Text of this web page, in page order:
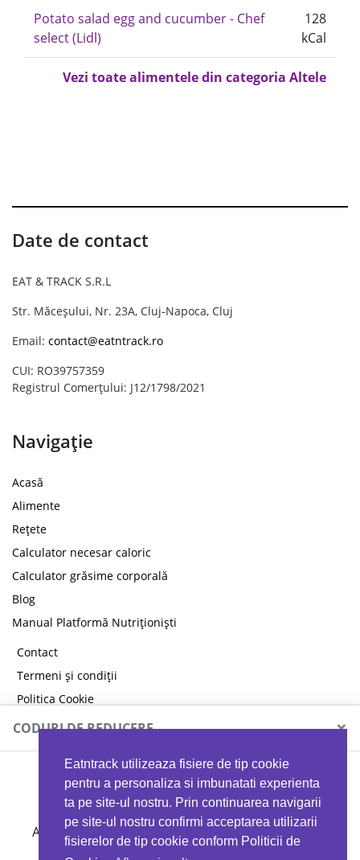
Eatntrack utilizeaza fisiere de tip cookie
pentru a personaliza si imbunatati experienta
ta pe site-ul nostru. Prin continuarea navigarii
pe site-ul nostru confirmi acceptarea utilizarii
fisierelor de tip cookie conform Politicii de
Potato salad egg and cucumber - Chef
select (Lidl)
128
kCal
Vezi toate alimentele din categoria Altele
Date de contact
EAT & TRACK S.R.L
Str. Măceșului, Nr. 23A, Cluj-Napoca, Cluj
Email: contact@eatntrack.ro
CUI: RO39757359
Registrul Comerțului: J12/1798/2021
Navigație
Acasă
Alimente
Rețete
Calculator necesar caloric
Calculator grăsime corporală
Blog
Manual Platformă Nutriționiști
Contact
Termeni și condiții
Politica Cookie
Politica de confidențialitate
CODURI DE REDUCERE ×
MYPROTEIN
Ai 40%reducere la orice comandă folosind codul
EATTRACK